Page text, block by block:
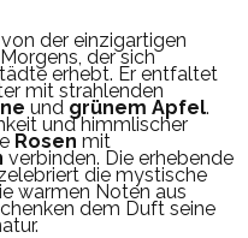
der einzigartigen
der sich
erhebt. Er entfaltet
mit strahlenden
und grünem Apfel.
und himmlischer
Rosen mit
verbinden. Die erhebende
die mystische
warmen Noten aus
dem Duft seine